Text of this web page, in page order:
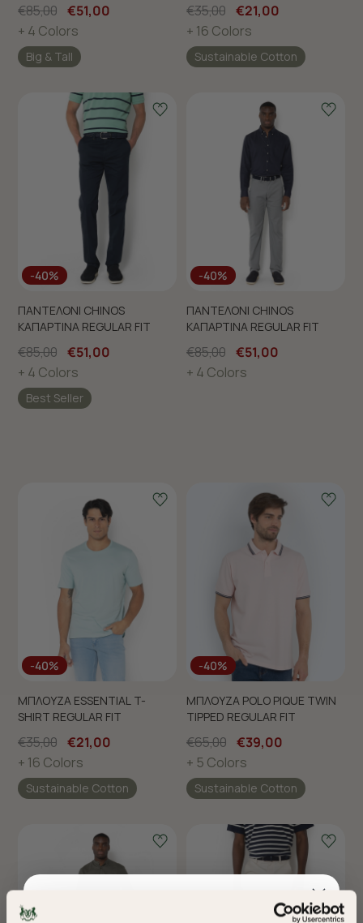
€85,00 €51,00
+ 4 Colors
Big & Tall
€35,00 €21,00
+ 16 Colors
Sustainable Cotton
-40%
ΠΑΝΤΕΛΟΝΙ CHINOS
ΚΑΠΑΡΤΙΝΑ REGULAR FIT
€85,00 €51,00
+ 4 Colors
Best Seller
-40%
ΠΑΝΤΕΛΟΝΙ CHINOS
ΚΑΠΑΡΤΙΝΑ REGULAR FIT
€85,00 €51,00
+ 4 Colors
GIFT IDEAS
Thoughtful gifts, timeless style!
Δείτε περισσότερα
Thoughtful gifts, timeless style!
Δείτε περισσότερα
-40%
ΜΠΛΟΥΖΑ ESSENTIAL T-
SHIRT REGULAR FIT
€35,00 €21,00
+ 16 Colors
Sustainable Cotton
-40%
ΜΠΛΟΥΖΑ POLO PIQUE TWIN
TIPPED REGULAR FIT
€65,00 €39,00
+ 5 Colors
Sustainable Cotton